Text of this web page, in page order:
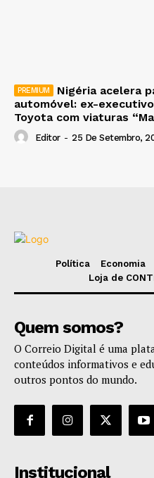
Nigéria acelera
automóvel: ex-
Toyota com viaturas
Editor - 25 De Setembro,
Política Economia
Loja de
Quem somos?
O Correio Digital é uma
conteúdos informativos e
outros pontos do mundo.
Institucional